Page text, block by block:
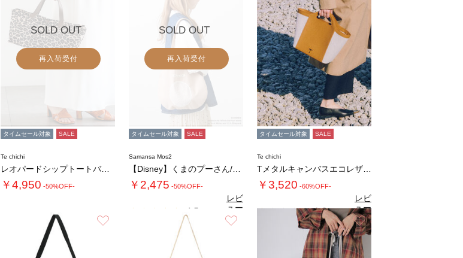
SOLD OUT
再入荷受付
タイムセール対象 SALE
Te chichi
レオパードシップトートバッグ
￥4,950 -50%OFF-
SOLD OUT
再入荷受付
タイムセール対象 SALE
Samansa Mos2
￥2,475 -50%OFF-
4.5
レビ
ュー
を見
る
タイムセール対象 SALE
Te chichi
￥3,520 -60%OFF-
1.0（1）
レビ
ュー
を見
る
お気に入り